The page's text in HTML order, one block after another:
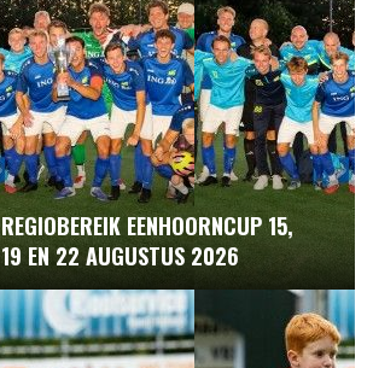
REGIOBEREIK EENHOORNCUP 15,
19 EN 22 AUGUSTUS 2026